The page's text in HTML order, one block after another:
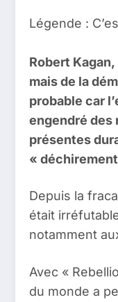
Légende :
Robert
mais de la
probable car
engendré des
présentes
«
Depuis la
était
notamment
Avec «
du monde a